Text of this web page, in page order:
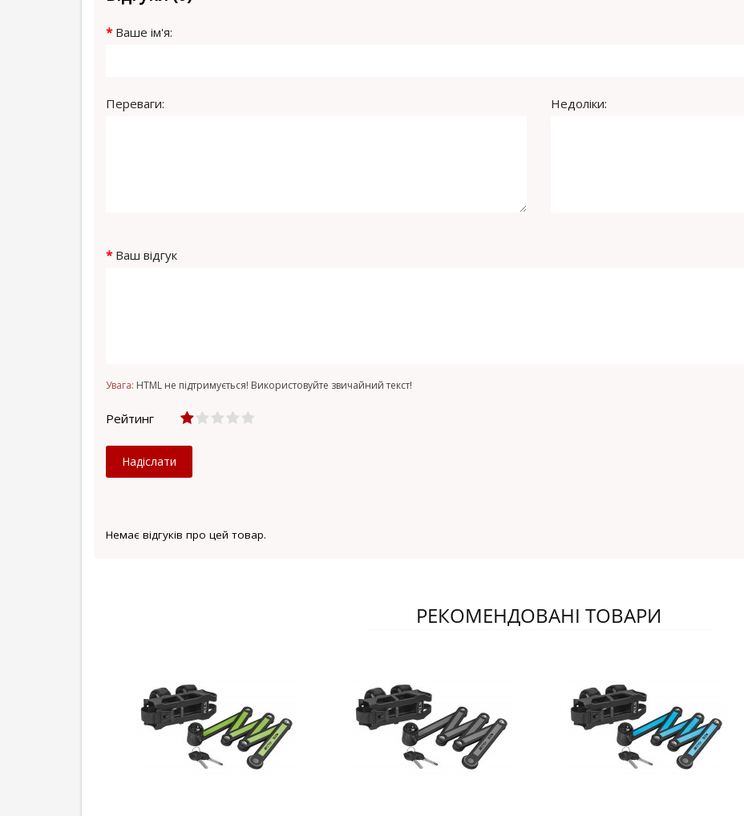
Немає відгуків про цей товар.
Ваше ім'я:
Переваги: Недоліки:
Ваш відгук
Увага: HTML не підтримується! Використовуйте звичайний текст!
Рейтинг
Надіслати
РЕКОМЕНДОВАНІ ТОВАРИ